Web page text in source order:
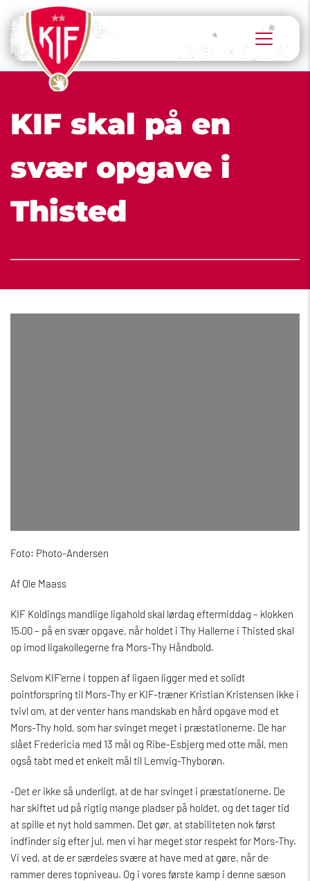
KIF skal på en
svær opgave i
Thisted
Foto: Photo-Andersen
Af Ole Maass
KIF Koldings mandlige ligahold skal lørdag eftermiddag – klokken
15.00 – på en svær opgave, når holdet i Thy Hallerne i Thisted skal
op imod ligakollegerne fra Mors-Thy Håndbold.
Selvom KIF'erne i toppen af ligaen ligger med et solidt
pointforspring til Mors-Thy er KIF-træner Kristian Kristensen ikke i
tvivl om, at der venter hans mandskab en hård opgave mod et
Mors-Thy hold, som har svinget meget i præstationerne. De har
slået Fredericia med 13 mål og Ribe-Esbjerg med otte mål, men
også tabt med et enkelt mål til Lemvig-Thyborøn.
-Det er ikke så underligt, at de har svinget i præstationerne. De
har skiftet ud på rigtig mange pladser på holdet, og det tager tid
at spille et nyt hold sammen. Det gør, at stabiliteten nok først
indfinder sig efter jul, men vi har meget stor respekt for Mors-Thy.
Vi ved, at de er særdeles svære at have med at gøre, når de
rammer deres topniveau. Og i vores første kamp i denne sæson